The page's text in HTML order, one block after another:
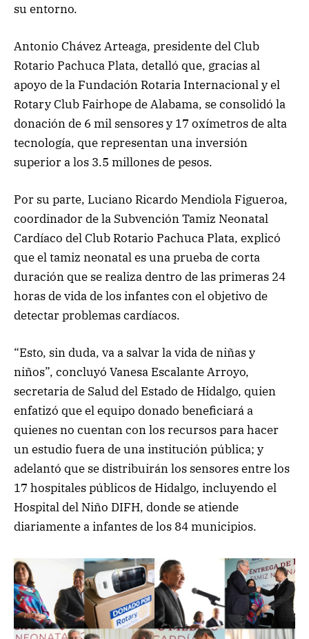
su entorno.
Antonio Chávez Arteaga, presidente del Club
Rotario Pachuca Plata, detalló que, gracias al
apoyo de la Fundación Rotaria Internacional y el
Rotary Club Fairhope de Alabama, se consolidó la
donación de 6 mil sensores y 17 oxímetros de alta
tecnología, que representan una inversión
superior a los 3.5 millones de pesos.
Por su parte, Luciano Ricardo Mendiola Figueroa,
coordinador de la Subvención Tamiz Neonatal
Cardíaco del Club Rotario Pachuca Plata, explicó
que el tamiz neonatal es una prueba de corta
duración que se realiza dentro de las primeras 24
horas de vida de los infantes con el objetivo de
detectar problemas cardíacos.
“Esto, sin duda, va a salvar la vida de niñas y
niños”, concluyó Vanesa Escalante Arroyo,
secretaria de Salud del Estado de Hidalgo, quien
enfatizó que el equipo donado beneficiará a
quienes no cuentan con los recursos para hacer
un estudio fuera de una institución pública; y
adelantó que se distribuirán los sensores entre los
17 hospitales públicos de Hidalgo, incluyendo el
Hospital del Niño DIFH, donde seatiende
diariamente a infantes de los 84 municipios.